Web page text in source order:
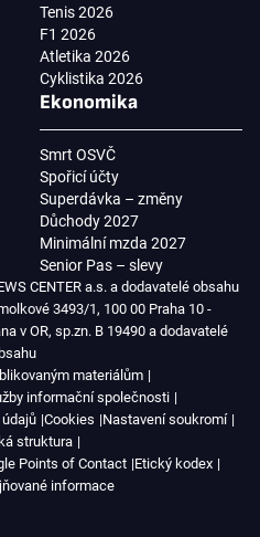
Tenis 2026
F1 2026
Atletika 2026
Cyklistika 2026
Ekonomika
Smrt OSVČ
Spořicí účty
Superdávka – změny
Důchody 2027
Minimální mzda 2027
Senior Pas – slevy
CENTER a.s. a dodavatelé obsahu
3493/1, 100 00 Praha 10 -
v OR, sp.zn. B 19490 a dodavatelé
materiálům
informační společnosti
Cookies Nastavení soukromí
struktura
Points of Contact Etický kodex
informace